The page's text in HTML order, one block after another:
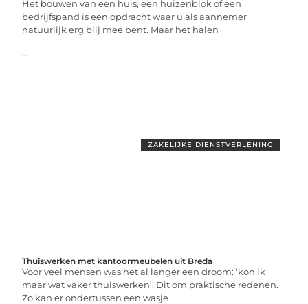
Het bouwen van een huis, een huizenblok of een
bedrijfspand is een opdracht waar u als aannemer
natuurlijk erg blij mee bent. Maar het halen
...
ZAKELIJKE DIENSTVERLENING
Thuiswerken met kantoormeubelen uit Breda
Voor veel mensen was het al langer een droom: ‘kon ik
maar wat vaker thuiswerken’. Dit om praktische redenen.
Zo kan er ondertussen een wasje